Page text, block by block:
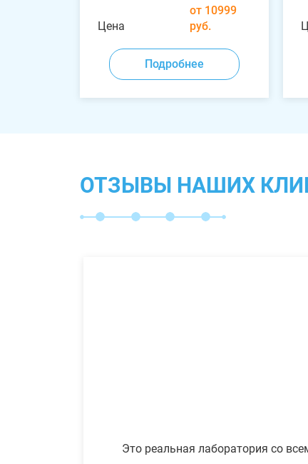
Цена
от 10999
руб.
Подробнее
ОТЗЫВЫ НАШИХ
Это реальная лаборатория со